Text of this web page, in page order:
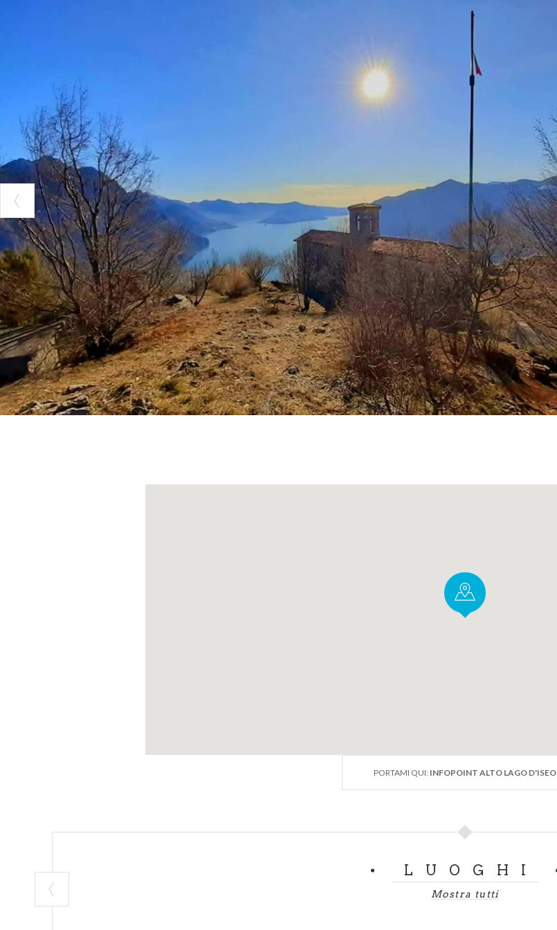
PORTAMI QUI: INFOPOINT ALTO LAGO D'ISEO
LUOGHI
Mostra tutti